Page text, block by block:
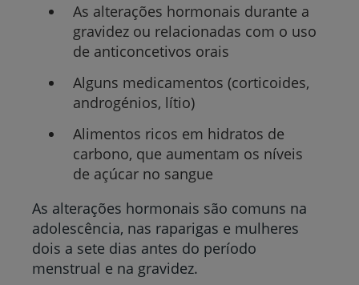
As alterações hormonais durante a
gravidez ou relacionadas com o uso
de anticoncetivos orais
Alguns medicamentos (corticoides,
androgénios, lítio)
Alimentos ricos em hidratos de
carbono, que aumentam os níveis
de açúcar no sangue
As alterações hormonais são comuns na
adolescência, nas raparigas e mulheres
dois a sete dias antes do período
menstrual e na gravidez.